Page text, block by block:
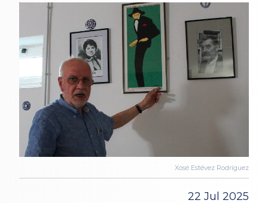
Xosé Estévez Rodríguez
22 Jul 2025